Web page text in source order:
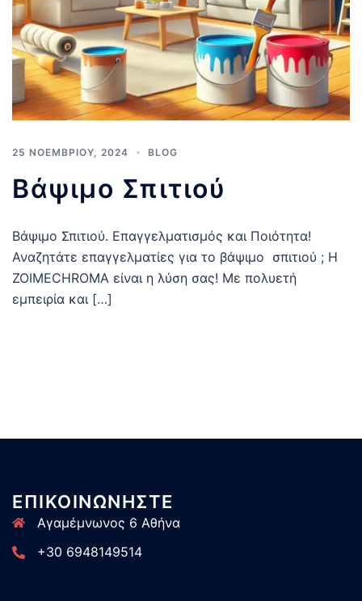
25 ΝΟΕΜΒΡΊΟΥ, 2024 BLOG
Βάψιμο Σπιτιού
Βάψιμο Σπιτιού. Επαγγελματισμός και Ποιότητα!
Αναζητάτε επαγγελματίες για το βάψιμο σπιτιού ; Η
ZOIMECHROMA είναι η λύση σας! Με πολυετή
εμπειρία και […]
ΕΠΙΚΟΙΝΩΝΗΣΤΕ
Αγαμέμνωνος 6 Αθήνα
+30 6948149514